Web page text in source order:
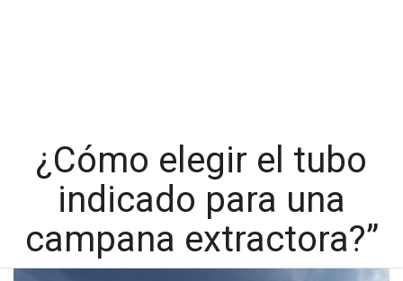
¿Cómo elegir el tubo
indicado para una
campana extractora?”